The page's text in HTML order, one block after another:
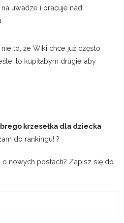
uwadze i pracuje nad
to, że Wiki chce już często
to kupiłabym drugie aby
krzesełka dla dziecka
do rankingu! ?
nowych postach? Zapisz się do